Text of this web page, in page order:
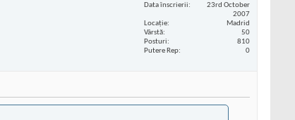
Data înscrierii
23rd October
2007
Locaţie
Madrid
Vârstă
50
Posturi
810
Putere Rep
0